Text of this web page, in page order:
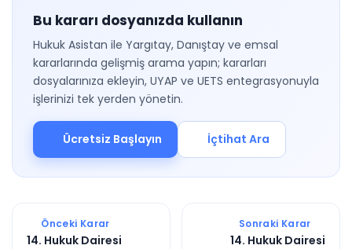
Bu kararı dosyanızda kullanın
Hukuk Asistan ile Yargıtay, Danıştay ve emsal
kararlarında gelişmiş arama yapın; kararları
dosyalarınıza ekleyin, UYAP ve UETS entegrasyonuyla
işlerinizi tek yerden yönetin.
Ücretsiz Başlayın İçtihat Ara
Önceki Karar
14. Hukuk Dairesi
Sonraki Karar
14. Hukuk Dairesi